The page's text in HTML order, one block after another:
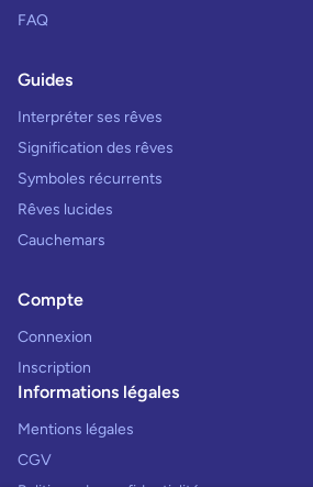
FAQ
Guides
Interpréter ses rêves
Signification des rêves
Symboles récurrents
Rêves lucides
Cauchemars
Compte
Connexion
Inscription
Informations légales
Mentions légales
CGV